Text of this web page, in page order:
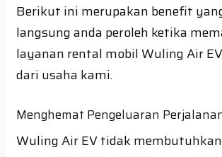
Berikut ini merupakan benefit
langsung anda peroleh ketika
layanan rental mobil Wuling Air
dari usaha kami.
Menghemat Pengeluaran
Wuling Air EV tidak